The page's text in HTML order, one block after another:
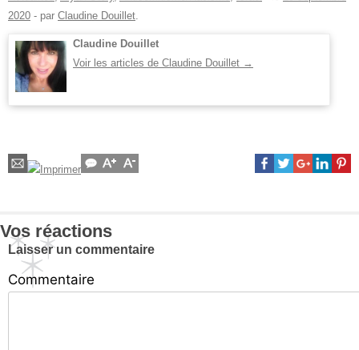
2020 - par Claudine Douillet.
Claudine Douillet
Voir les articles de Claudine Douillet →
Vos réactions
Laisser un commentaire
Commentaire